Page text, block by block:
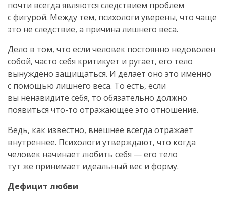
почти всегда являются следствием проблем
с фигурой. Между тем, психологи уверены, что чаще
это не следствие, а причина лишнего веса.
Дело в том, что если человек постоянно недоволен
собой, часто себя критикует и ругает, его тело
вынуждено защищаться. И делает оно это именно
с помощью лишнего веса. То есть, если
вы ненавидите себя, то обязательно должно
появиться что-то отражающее это отношение.
Ведь, как известно, внешнее всегда отражает
внутреннее. Психологи утверждают, что когда
человек начинает любить себя — его тело
тут же принимает идеальный вес и форму.
Дефицит любви